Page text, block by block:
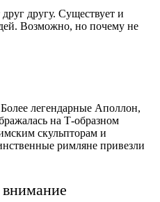
другу. Существует и
Возможно, но почему не
легендарные Аполлон,
на Т-образном
скульпторам и
римляне привезли